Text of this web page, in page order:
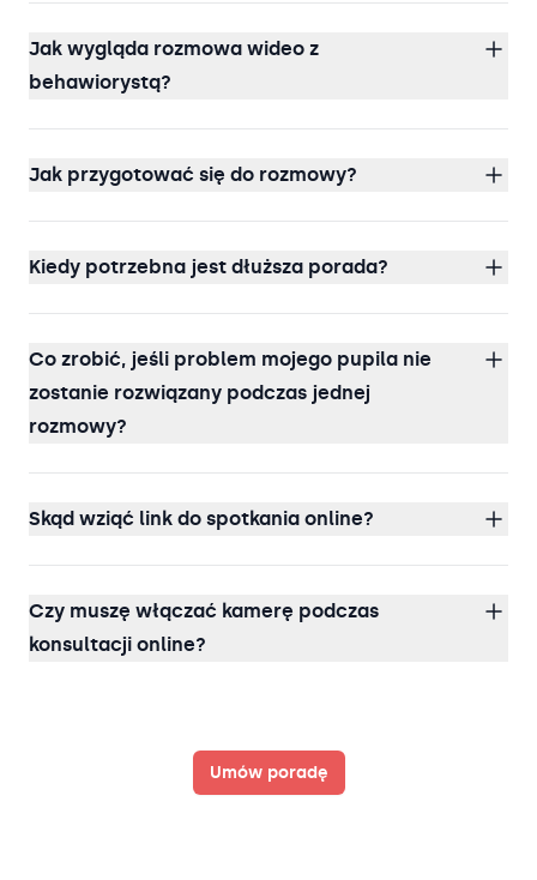
Jak wygląda rozmowa wideo z
behawiorystą?
Jak przygotować się do rozmowy?
Kiedy potrzebna jest dłuższa porada?
Co zrobić, jeśli problem mojego pupila nie
zostanie rozwiązany podczas jednej
rozmowy?
Skąd wziąć link do spotkania online?
Czy muszę włączać kamerę podczas
konsultacji online?
Umów poradę